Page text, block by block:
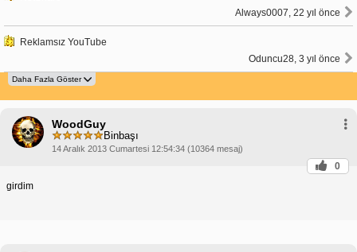
Always0007, 22 yıl önce
Reklamsız YouTube
Oduncu28, 3 yıl önce
WoodGuy
Binbaşı
14 Aralık 2013 Cumartesi 12:54:34 (10364 mesaj)
0
girdim